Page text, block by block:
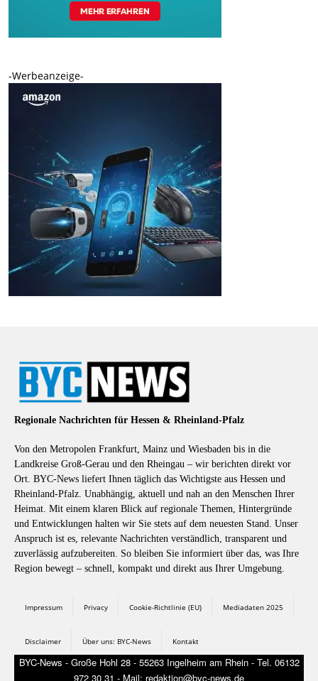
-Werbeanzeige-
Regionale Nachrichten für Hessen & Rheinland-Pfalz
Von den Metropolen Frankfurt, Mainz und Wiesbaden bis in die
Landkreise Groß-Gerau und den Rheingau – wir berichten direkt vor
Ort. BYC-News liefert Ihnen täglich das Wichtigste aus Hessen und
Rheinland-Pfalz. Unabhängig, aktuell und nah an den Menschen Ihrer
Heimat. Mit einem klaren Blick auf regionale Themen, Hintergründe
und Entwicklungen halten wir Sie stets auf dem neuesten Stand. Unser
Anspruch ist es, relevante Nachrichten verständlich, transparent und
zuverlässig aufzubereiten. So bleiben Sie informiert über das, was Ihre
Region bewegt – schnell, kompakt und direkt aus Ihrer Umgebung.
Impressum Privacy Cookie-Richtlinie (EU) Mediadaten 2025
Disclaimer Über uns: BYC-News Kontakt
BYC-News - Große Hohl 28 - 55263 Ingelheim am Rhein - Tel. 06132
972 30 31 - Mail: redaktion@byc-news.de